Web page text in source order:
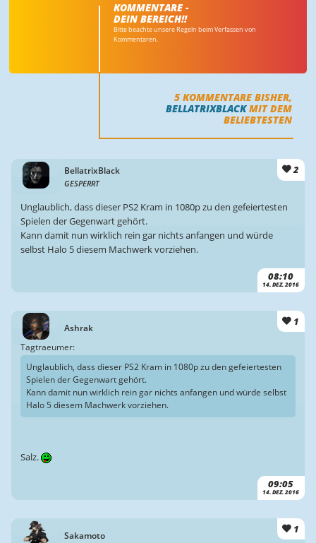
KOMMENTARE -
DEIN BEREICH!!
Bitte beachte unsere Regeln beim Verfassen von
Kommentaren.
5 KOMMENTARE BISHER,
BELLATRIXBLACKMIT DEM
BELIEBTESTEN
BellatrixBlack
GESPERRT
2
08:10
14. DEZ. 2016
Unglaublich, dass dieser PS2 Kram in 1080p zu den gefeiertesten
Spielen der Gegenwart gehört.
Kann damit nun wirklich rein gar nichts anfangen und würde
selbst Halo 5 diesem Machwerk vorziehen.
Ashrak
1
09:05
14. DEZ. 2016
Tagtraeumer:
Unglaublich, dass dieser PS2 Kram in 1080p zu den gefeiertesten
Spielen der Gegenwart gehört.
Kann damit nun wirklich rein gar nichts anfangen und würde selbst
Halo 5 diesem Machwerk vorziehen.
Salz.
Sakamoto
1